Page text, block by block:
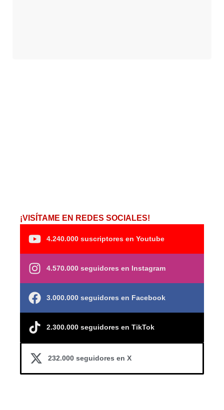
¡VISÍTAME EN REDES SOCIALES!
4.240.000 suscriptores en Youtube
4.570.000 seguidores en Instagram
3.000.000 seguidores en Facebook
2.300.000 seguidores en TikTok
232.000 seguidores en X